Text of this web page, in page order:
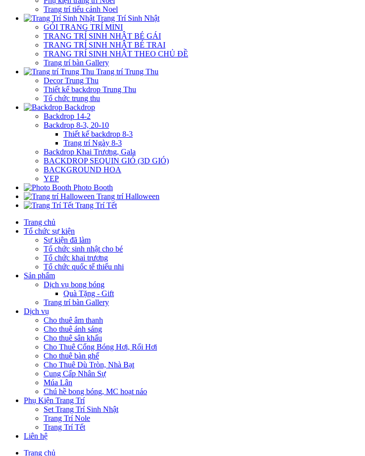
Trang trí tiểu cảnh Noel
Trang Trí Sinh Nhật
GÓI TRANG TRÍ MINI
TRANG TRÍ SINH NHẬT BÉ GÁI
TRANG TRÍ SINH NHẬT BÉ TRAI
TRANG TRÍ SINH NHẬT THEO CHỦ ĐỀ
Trang trí bàn Gallery
Trang trí Trung Thu
Decor Trung Thu
Thiết kế backdrop Trung Thu
Tổ chức trung thu
Backdrop
Backdrop 14-2
Backdrop 8-3, 20-10
Thiết kế backdrop 8-3
Trang trí Ngày 8-3
Backdrop Khai Trương, Gala
BACKDROP SEQUIN GIÓ (3D GIÓ)
BACKGROUND HOA
YEP
Photo Booth
Trang trí Halloween
Trang Trí Tết
Trang chủ
Tổ chức sự kiện
Sự kiện đã làm
Tổ chức sinh nhật cho bé
Tổ chức khai trương
Tổ chức quốc tế thiếu nhi
Sản phẩm
Dịch vụ bong bóng
Quà Tặng - Gift
Trang trí bàn Gallery
Dịch vụ
Cho thuê âm thanh
Cho thuê ánh sáng
Cho thuê sân khấu
Cho Thuê Cổng Bóng Hơi, Rối Hơi
Cho thuê bàn ghế
Cho Thuê Dù Tròn, Nhà Bạt
Cung Cấp Nhân Sự
Múa Lân
Chú hề bong bóng, MC hoạt náo
Phụ Kiện Trang Trí
Set Trang Trí Sinh Nhật
Trang Trí Nole
Trang Trí Tết
Liên hệ
Trang chủ